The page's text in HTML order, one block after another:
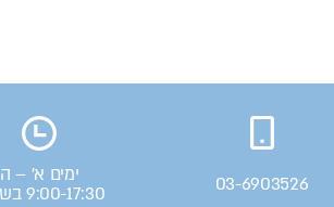
03-6903526
ימים א' – ה
9:00-17:30 בשעות